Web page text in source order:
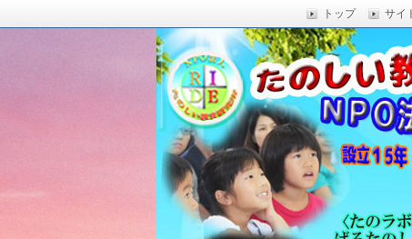
トップ サイ
たのしい教育研究所
楽しい授業,たのしい授業,楽しい自由
い,RIDE,沖縄県 教育,たのしい授業,
Education,楽しい授業,教育技術,教育
力向上,教育技術,教育方法,沖縄 教育
教員採用試験,沖縄 教育,たのしい教
科学,たのしい科学,たのしく学び 一
う,いっきゅうハカセ,アドラー 心理
グ,教員採用試験,名人,採用試験,合格,
向上,沖縄の教育,たのしい学力,補習,
さでクリエイトするプロフェッショ
立四年で17000人以上に授業を実施